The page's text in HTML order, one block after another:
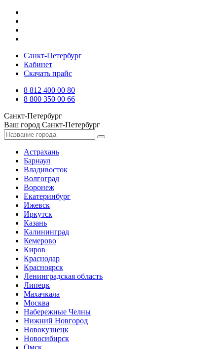
Санкт-Петербург
Кабинет
Скачать прайс
8 812 400 00 80
8 800 350 00 66
Санкт-Петербург
Ваш город Санкт-Петербург
Астрахань
Барнаул
Владивосток
Волгоград
Воронеж
Екатеринбург
Ижевск
Иркутск
Казань
Калининград
Кемерово
Киров
Краснодар
Красноярск
Ленинградская область
Липецк
Махачкала
Москва
Набережные Челны
Нижний Новгород
Новокузнецк
Новосибирск
Омск